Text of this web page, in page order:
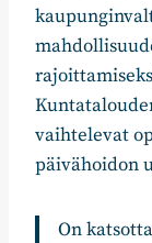
vaihtelevat
päivähoidon
On